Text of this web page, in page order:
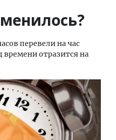
перевели на час
времени отразится на